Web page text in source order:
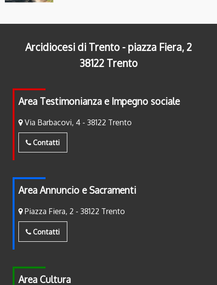
Arcidiocesi di Trento - piazza Fiera, 2
38122 Trento
Area Testimonianza e Impegno sociale
Via Barbacovi, 4 - 38122 Trento
Contatti
Area Annuncio e Sacramenti
Piazza Fiera, 2 - 38122 Trento
Contatti
Area Cultura